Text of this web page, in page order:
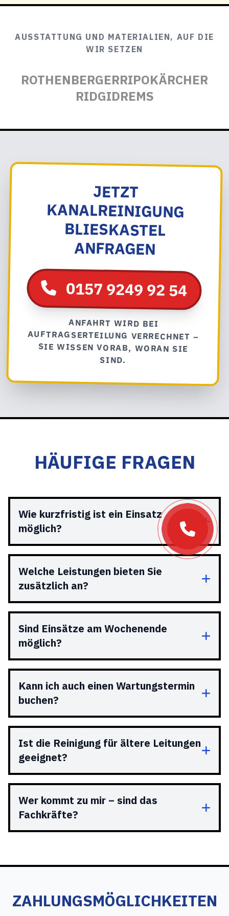
AUSSTATTUNG UND MATERIALIEN, AUF DIE
WIR SETZEN
ROTHENBERGERRIPOKÄRCHER
RIDGIDREMS
JETZT
KANALREINIGUNG
BLIESKASTEL
ANFRAGEN
0157 9249 92 54
ANFAHRT WIRD BEI
AUFTRAGSERTEILUNG VERRECHNET –
SIE WISSEN VORAB, WORAN SIE
SIND.
HÄUFIGE FRAGEN
Wie kurzfristig ist ein Einsatz
möglich?
Welche Leistungen bieten Sie
zusätzlich an?
Sind Einsätze am Wochenende
möglich?
Kann ich auch einen Wartungstermin
buchen?
Ist die Reinigung für ältere Leitungen
geeignet?
Wer kommt zu mir – sind das
Fachkräfte?
ZAHLUNGSMÖGLICHKEITEN